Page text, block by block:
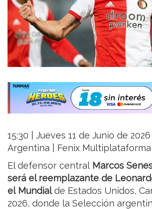
15:30 | Jueves 11 de Junio de
Argentina | Fenix Multiplataforma
El defensor central Marcos
será el reemplazante de
el Mundialde Estados Unidos,
2026, donde la Selección